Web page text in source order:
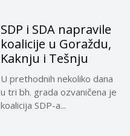
SDP i SDA napravile
koalicije u Goraždu,
Kaknju i Tešnju
U prethodnih nekoliko dana
u tri bh. grada ozvaničena je
koalicija SDP-a...